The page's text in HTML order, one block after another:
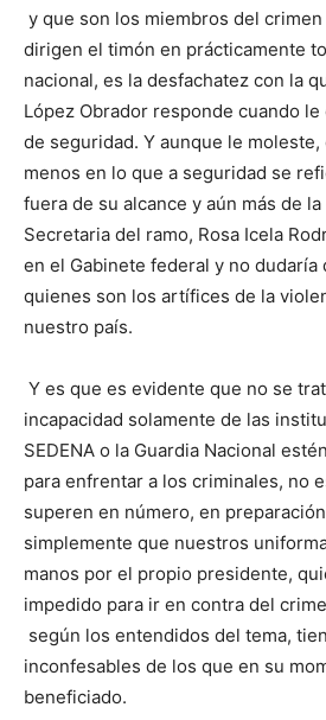
y que son los miembros del
dirigen el timón en prácticamente
nacional, es la desfachatez con la
López Obrador responde cuando
de seguridad. Y aunque le
menos en lo que a seguridad se
fuera de su alcance y aún más de
Secretaria del ramo, Rosa Icela
en el Gabinete federal y no dudaría
quienes son los artífices de la
nuestro país.
Y es que es evidente que no se
incapacidad solamente de las
SEDENA o la Guardia Nacional
para enfrentar a los criminales, no
superen en número, en
simplemente que nuestros
manos por el propio presidente,
impedido para ir en contra del
según los entendidos del tema,
inconfesables de los que en su
beneficiado.